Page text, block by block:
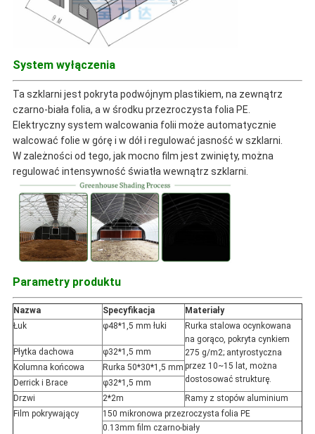
System wyłączenia
Ta szklarni jest pokryta podwójnym plastikiem, na zewnątrz
czarno-biała folia, a w środku przezroczysta folia PE.
Elektryczny system walcowania folii może automatycznie
walcować folie w górę i w dół i regulować jasność w szklarni.
W zależności od tego, jak mocno film jest zwinięty, można
regulować intensywność światła wewnątrz szklarni.
Parametry produktu
Nazwa Specyfikacja
Materiały
Łuk
φ48*1,5 mm łuki
Rurka stalowa ocynkowana
na gorąco, pokryta cynkiem
275 g/m2; antyrostyczna
przez 10~15 lat, można
dostosować strukturę.
Płytka dachowa
φ32*1,5 mm
Kolumna końcowa
Rurka 50*30*1,5 mm
Derrick i Brace
φ32*1,5 mm
Drzwi
2*2m
Ramy z stopów aluminium
Film pokrywający
150 mikronowa przezroczysta folia PE
0.13mm film czarno-biały